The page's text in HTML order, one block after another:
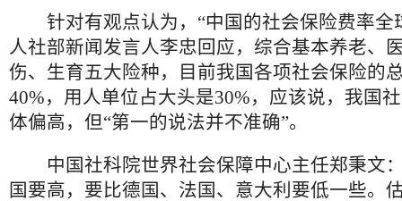
针对有观点认为，“中国的社会保险费率全
人社部新闻发言人李忠回应，综合基本养老、
伤、生育五大险种，目前我国各项社会保险的
40%，用人单位占大头是30%，应该说，我国
体偏高，但“第一的说法并不准确”。
中国社科院世界社会保障中心主任郑秉文
国要高，要比德国、法国、意大利要低一些。